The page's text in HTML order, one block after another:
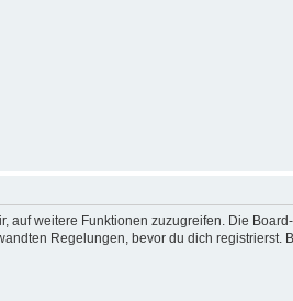
auf weitere Funktionen zuzugreifen. Die Board-
Regelungen, bevor du dich registrierst.